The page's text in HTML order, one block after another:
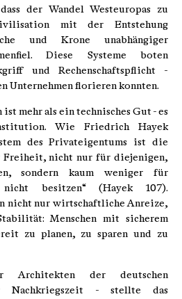
der Wandel Westeuropas zu
mit der Entstehung
und Krone unabhängiger
Diese Systeme boten
und Rechenschaftspflicht -
Unternehmen florieren konnten.
mehr als ein technisches Gut - es
Wie Friedrich Hayek
des Privateigentums ist die
Freiheit, nicht nur für diejenigen,
sondern kaum weniger für
besitzen“ (Hayek 107).
nicht nur wirtschaftliche Anreize,
Menschen mit sicherem
zu planen, zu sparen und zu
der deutschen
Nachkriegszeit - stellte das